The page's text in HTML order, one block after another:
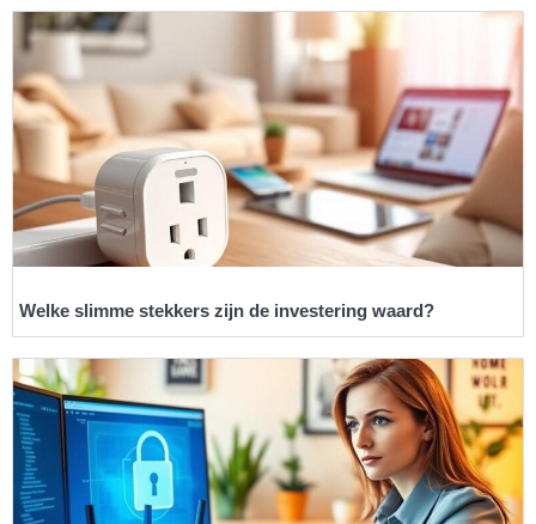
Welke slimme stekkers zijn de investering waard?